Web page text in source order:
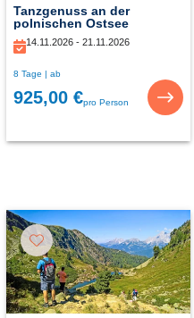
Tanzgenuss an der
polnischen Ostsee
14.11.2026 - 21.11.2026
8 Tage | ab
925,00 €pro Person